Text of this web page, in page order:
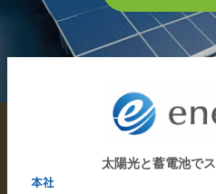
太陽光と蓄電池で
本社